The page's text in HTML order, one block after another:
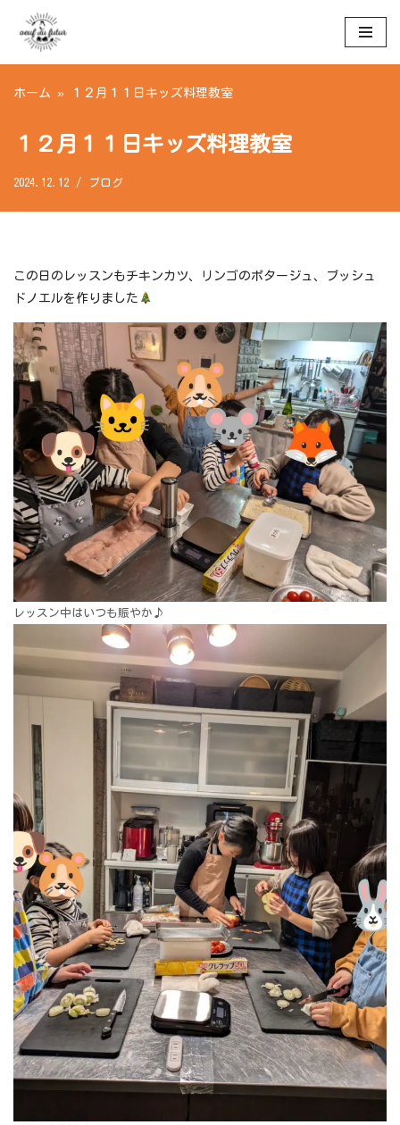
テ
ツ
ス
ホーム » １２月１１日キッズ料理教室
１２月１１日キッズ料理教室
2024.12.12 ブログ
この日のレッスンもチキンカツ、リンゴのポタージュ、ブッシュ
ドノエルを作りました
レッスン中はいつも賑やか♪